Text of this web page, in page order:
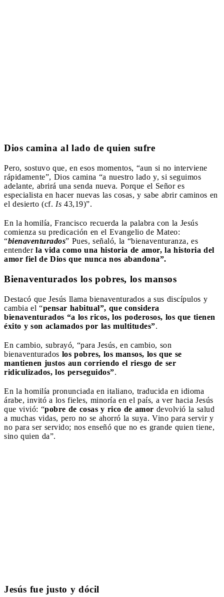
Dios camina al lado de quien sufre
Pero, sostuvo que, en esos momentos, “aun si no interviene
rápidamente”, Dios camina “a nuestro lado y, si seguimos
adelante, abrirá una senda nueva. Porque el Señor es
especialista en hacer nuevas las cosas, y sabe abrir caminos en
el desierto (cf. Is 43,19)”.
En la homilía, Francisco recuerda la palabra con la Jesús
comienza su predicación en el Evangelio de Mateo:
“bienaventurados” Pues, señaló, la “bienaventuranza, es
entenderla vida como una historia de amor, la historia del
amor fiel de Dios que nunca nos abandona”.
Bienaventurados los pobres, los mansos
Destacó que Jesús llama bienaventurados a sus discípulos y
cambia el “pensar habitual”, que considera
bienaventurados “a los ricos, los poderosos, los que tienen
éxito y son aclamados por las multitudes”.
En cambio, subrayó, “para Jesús, en cambio, son
bienaventurados los pobres, los mansos, los que se
mantienen justos aun corriendo el riesgo de ser
ridiculizados, los perseguidos”.
En la homilía pronunciada en italiano, traducida en idioma
árabe, invitó a los fieles, minoría en el país, a ver hacia Jesús
que vivió: “pobre de cosas y rico de amor devolvió la salud
a muchas vidas, pero no se ahorró la suya. Vino para servir y
no para ser servido; nos enseñó que no es grande quien tiene,
sino quien da”.
Jesús fue justo y dócil